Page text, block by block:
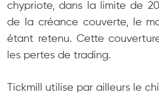
chypriote, dans la limite de
de la créance couverte, le
étant retenu. Cette
les pertes de trading.
Tickmill utilise par ailleurs le